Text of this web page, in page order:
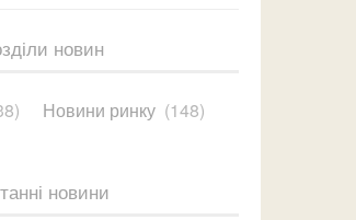
новин
Новини ринку (148)
новини